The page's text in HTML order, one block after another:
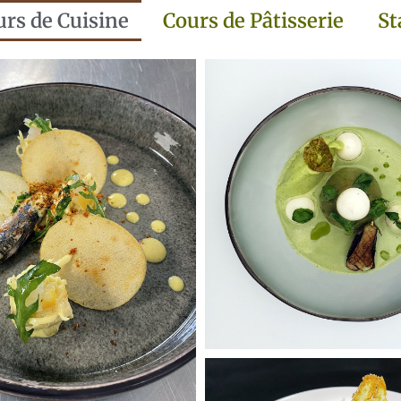
de Cuisine Cours de Pâtisserie